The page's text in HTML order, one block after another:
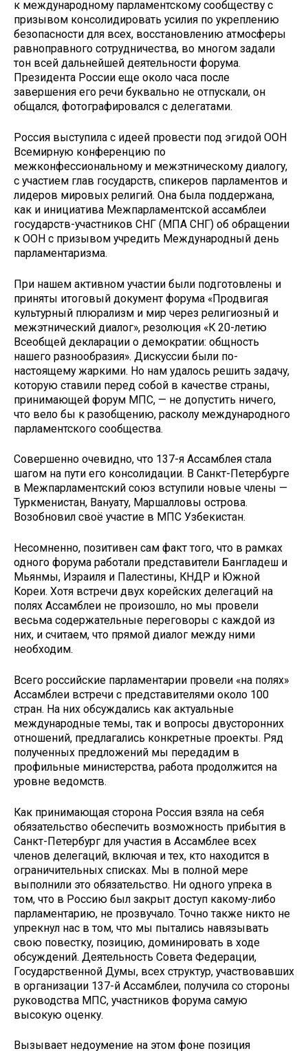
к международному парламентскому сообществу с
призывом консолидировать усилия по укреплению
безопасности для всех, восстановлению атмосферы
равноправного сотрудничества, во многом задали
тон всей дальнейшей деятельности форума.
Президента России еще около часа после
завершения его речи буквально не отпускали, он
общался, фотографировался с делегатами.
Россия выступила с идеей провести под эгидой ООН
Всемирную конференцию по
межконфессиональному и межэтническому диалогу,
с участием глав государств, спикеров парламентов и
лидеров мировых религий. Она была поддержана,
как и инициатива Межпарламентской ассамблеи
государств-участников СНГ (МПА СНГ) об обращении
к ООН с призывом учредить Международный день
парламентаризма.
При нашем активном участии были подготовлены и
приняты итоговый документ форума «Продвигая
культурный плюрализм и мир через религиозный и
межэтнический диалог», резолюция «К 20-летию
Всеобщей декларации о демократии: общность
нашего разнообразия». Дискуссии были по-
настоящему жаркими. Но нам удалось решить задачу,
которую ставили перед собой в качестве страны,
принимающей форум МПС, — не допустить ничего,
что вело бы к разобщению, расколу международного
парламентского сообщества.
Совершенно очевидно, что 137-я Ассамблея стала
шагом на пути его консолидации. В Санкт-Петербурге
в Межпарламентский союз вступили новые члены —
Туркменистан, Вануату, Маршалловы острова.
Возобновил своё участие в МПС Узбекистан.
Несомненно, позитивен сам факт того, что в рамках
одного форума работали представители Бангладеш и
Мьянмы, Израиля и Палестины, КНДР и Южной
Кореи. Хотя встречи двух корейских делегаций на
полях Ассамблеи не произошло, но мы провели
весьма содержательные переговоры с каждой из
них, и считаем, что прямой диалог между ними
необходим.
Всего российские парламентарии провели «на полях»
Ассамблеи встречи с представителями около 100
стран. На них обсуждались как актуальные
международные темы, так и вопросы двусторонних
отношений, предлагались конкретные проекты. Ряд
полученных предложений мы передадим в
профильные министерства, работа продолжится на
уровне ведомств.
Как принимающая сторона Россия взяла на себя
обязательство обеспечить возможность прибытия в
Санкт-Петербург для участия в Ассамблее всех
членов делегаций, включая и тех, кто находится в
ограничительных списках. Мы в полной мере
выполнили это обязательство. Ни одного упрека в
том, что в Россию был закрыт доступ какому-либо
парламентарию, не прозвучало. Точно также никто не
упрекнул нас в том, что мы пытались навязывать
свою повестку, позицию, доминировать в ходе
обсуждений. Деятельность Совета Федерации,
Государственной Думы, всех структур, участвовавших
в организации 137-й Ассамблеи, получила со стороны
руководства МПС, участников форума самую
высокую оценку.
Вызывает недоумение на этом фоне позиция